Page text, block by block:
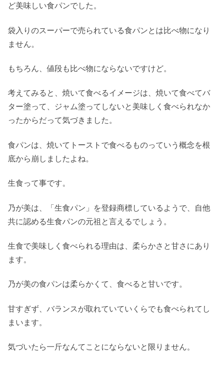
ど美味しい食パンでした。
袋入りのスーパーで売られている食パンとは比べ物になり
ません。
もちろん、値段も比べ物にならないですけど。
考えてみると、焼いて食べるイメージは、焼いて食べてバ
ター塗って、ジャム塗ってしないと美味しく食べられなか
ったからだって気づきました。
食パンは、焼いてトーストで食べるものっていう概念を根
底から崩しましたよね。
生食って事です。
乃が美は、「生食パン」を登録商標しているようで、自他
共に認める生食パンの元祖と言えるでしょう。
生食で美味しく食べられる理由は、柔らかさと甘さにあり
ます。
乃が美の食パンは柔らかくて、食べると甘いです。
甘すぎず、バランスが取れていていくらでも食べられてし
まいます。
気づいたら一斤なんてことにならないと限りません。